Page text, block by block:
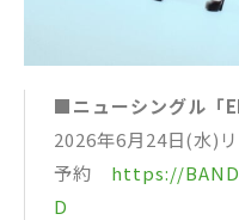
■ニューシングル「
2026年6月24日(水)
予約 https://
D